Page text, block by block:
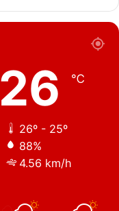
26 ℃
26º - 25º
88%
4.56 km/h